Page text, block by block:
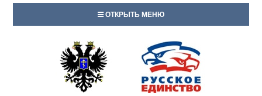
ОТКРЫТЬ МЕНЮ